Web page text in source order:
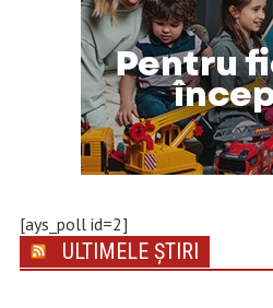
[ays_poll id=2]
ULTIMELE ȘTIRI